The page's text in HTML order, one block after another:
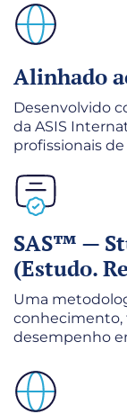
Alinhado
Desenvolvido
da ASIS
profissionais
SAS™ —
(Estudo.
Uma
conhecimento,
desempenho